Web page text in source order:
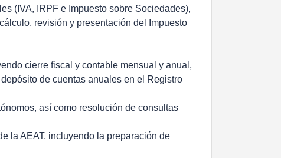
(IVA, IRPF e Impuesto sobre Sociedades),
revisión y presentación del Impuesto
cierre fiscal y contable mensual y anual,
de cuentas anuales en el Registro
así como resolución de consultas
la AEAT, incluyendo la preparación de